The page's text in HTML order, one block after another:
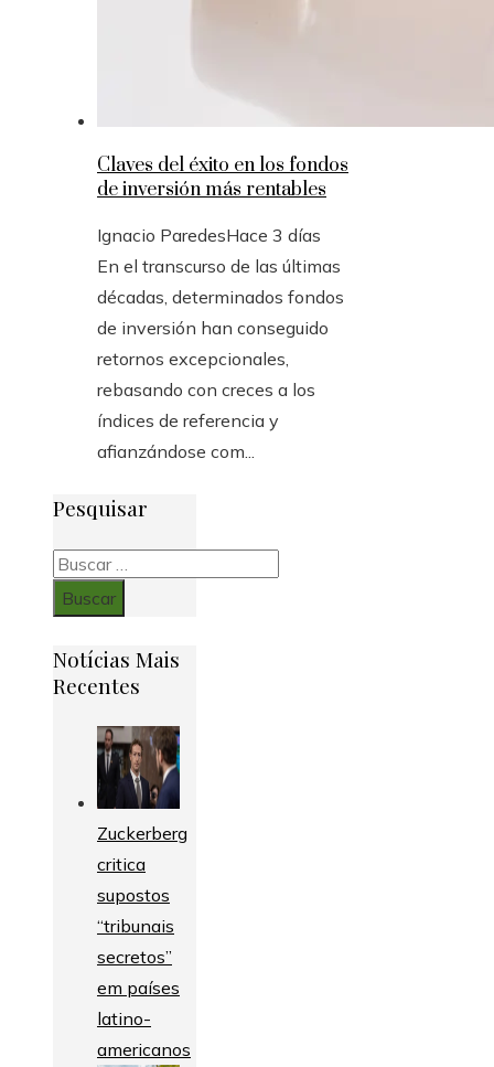
Claves del éxito en los fondos
de inversión más rentables
Ignacio ParedesHace 3 días
En el transcurso de las últimas
décadas, determinados fondos
de inversión han conseguido
retornos excepcionales,
rebasando con creces a los
índices de referencia y
afianzándose com...
Pesquisar
Buscar:
Notícias Mais
Recentes
Zuckerberg
critica
supostos
“tribunais
secretos”
em países
latino-
americanos